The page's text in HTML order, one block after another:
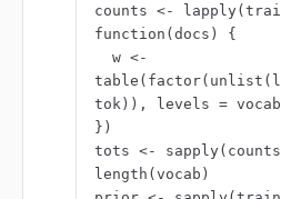
counts <-
function(docs) {
  w <-
tok)), levels =
})
tots <-
length(vocab)